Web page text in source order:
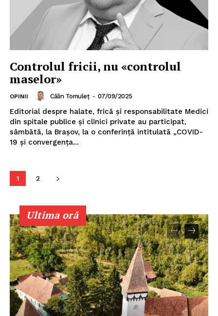
Un proiect
FREEDOM HOUSE ROMÂNIA
PRESShub
Despre noi / Echipa
Proiecte editoriale
Rețea
Contact
Controlul fricii, nu «controlul
maselor»
OPINII Călin Tomuleț - 07/09/2025
Editorial despre halate, frică și responsabilitate Medici
din spitale publice și clinici private au participat,
sâmbătă, la Brașov, la o conferință intitulată „COVID-
19 și convergența...
1 2
Ultima oră